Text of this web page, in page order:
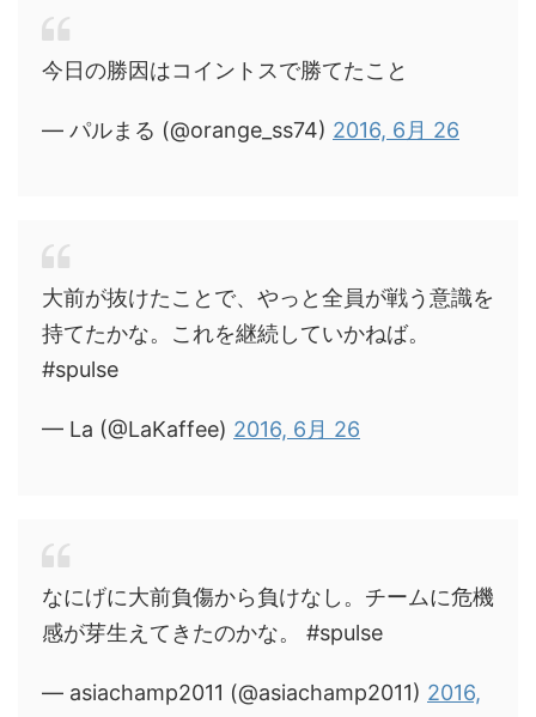
今日の勝因はコイントスで勝てたこと
— パルまる (@orange_ss74) 2016, 6月 26
大前が抜けたことで、やっと全員が戦う意識を
持てたかな。これを継続していかねば。
#spulse
— La (@LaKaffee) 2016, 6月 26
なにげに大前負傷から負けなし。チームに危機
感が芽生えてきたのかな。 #spulse
— asiachamp2011 (@asiachamp2011) 2016,